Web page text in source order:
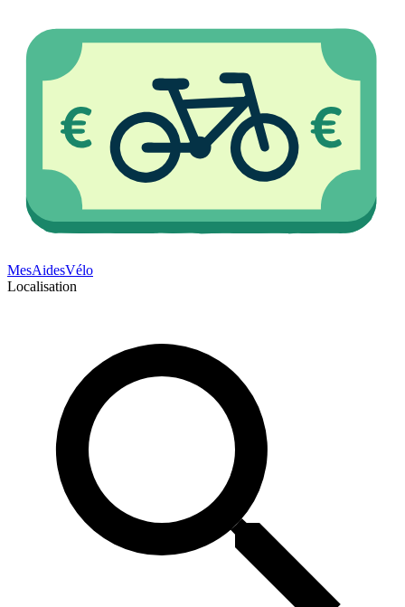
MesAidesVélo
Localisation